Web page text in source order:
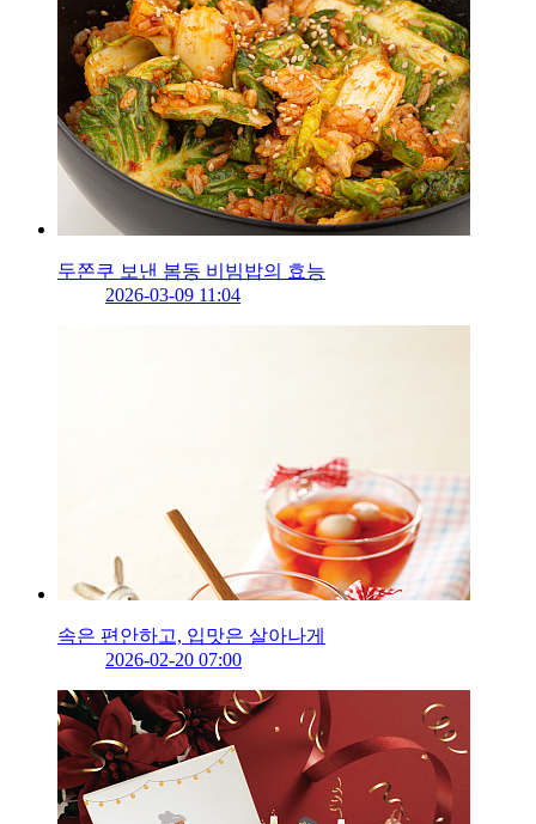
두쫀쿠 보낸 봄동 비빔밥의 효능
2026-03-09 11:04
속은 편안하고, 입맛은 살아나게
2026-02-20 07:00